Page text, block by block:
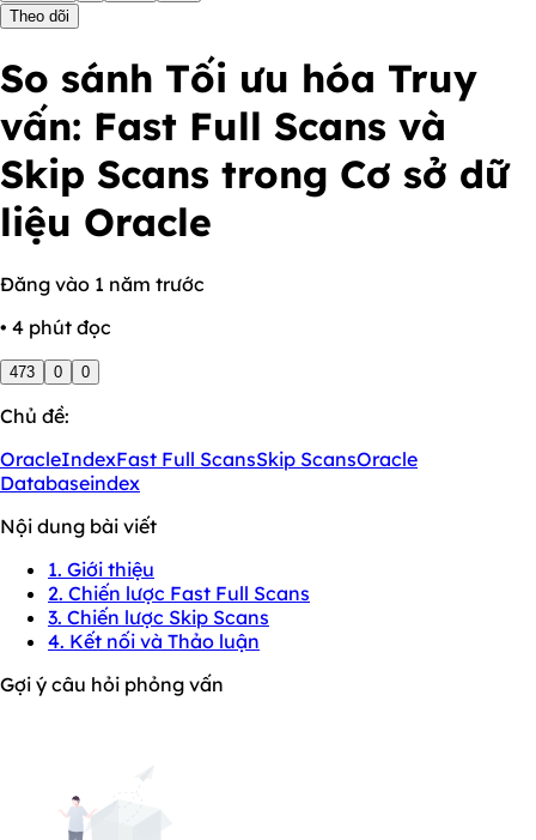
Theo dõi
So sánh Tối ưu hóa Truy
vấn: Fast Full Scans và
Skip Scans trong Cơ sở dữ
liệu Oracle
Đăng vào 1 năm trước
• 4 phút đọc
473 0 0
Chủ đề:
OracleIndexFast Full ScansSkip ScansOracle
Databaseindex
Nội dung bài viết
1. Giới thiệu
2. Chiến lược Fast Full Scans
3. Chiến lược Skip Scans
4. Kết nối và Thảo luận
Gợi ý câu hỏi phỏng vấn